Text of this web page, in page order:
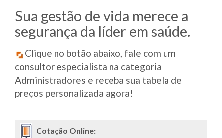
Sua gestão de vida merece a
segurança da líder em saúde.
Clique no botão abaixo, fale com um
consultor especialista na categoria
Administradores e receba sua tabela de
preços personalizada agora!
Cotação Online: